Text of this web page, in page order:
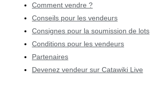
Comment vendre ?
Conseils pour les vendeurs
Consignes pour la soumission de lots
Conditions pour les vendeurs
Partenaires
Devenez vendeur sur Catawiki Live